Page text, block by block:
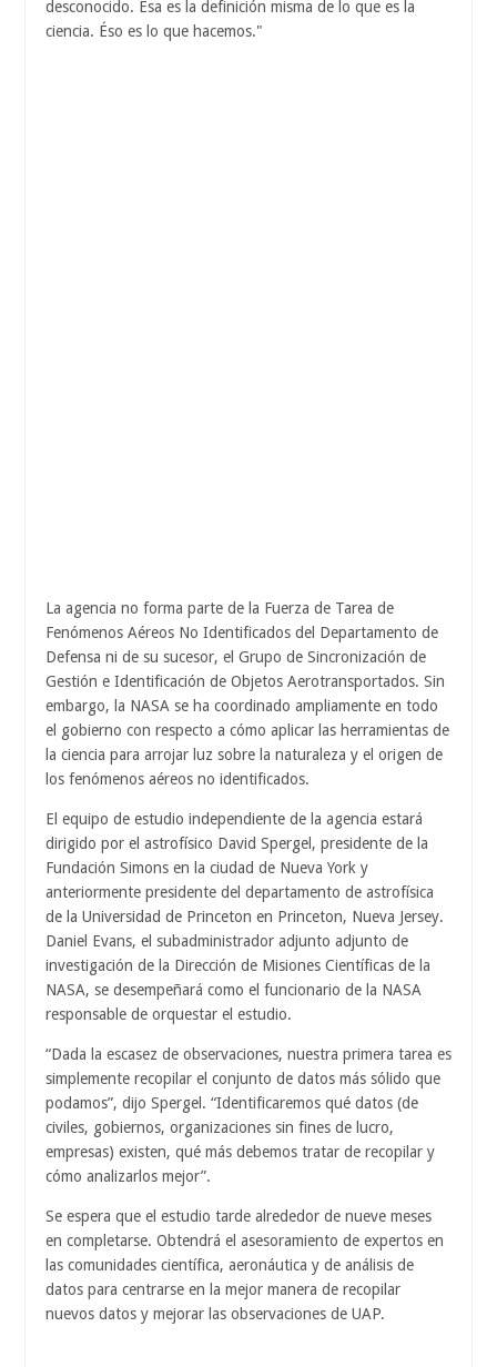
desconocido. Esa es la definición misma de lo que es la
ciencia. Éso es lo que hacemos."
La agencia no forma parte de la Fuerza de Tarea de
Fenómenos Aéreos No Identificados del Departamento de
Defensa ni de su sucesor, el Grupo de Sincronización de
Gestión e Identificación de Objetos Aerotransportados. Sin
embargo, la NASA se ha coordinado ampliamente en todo
el gobierno con respecto a cómo aplicar las herramientas de
la ciencia para arrojar luz sobre la naturaleza y el origen de
los fenómenos aéreos no identificados.
El equipo de estudio independiente de la agencia estará
dirigido por el astrofísico David Spergel, presidente de la
Fundación Simons en la ciudad de Nueva York y
anteriormente presidente del departamento de astrofísica
de la Universidad de Princeton en Princeton, Nueva Jersey.
Daniel Evans, el subadministrador adjunto adjunto de
investigación de la Dirección de Misiones Científicas de la
NASA, se desempeñará como el funcionario de la NASA
responsable de orquestar el estudio.
“Dada la escasez de observaciones, nuestra primera tarea es
simplemente recopilar el conjunto de datos más sólido que
podamos”, dijo Spergel. “Identificaremos qué datos (de
civiles, gobiernos, organizaciones sin fines de lucro,
empresas) existen, qué más debemos tratar de recopilar y
cómo analizarlos mejor”.
Se espera que el estudio tarde alrededor de nueve meses
en completarse. Obtendrá el asesoramiento de expertos en
las comunidades científica, aeronáutica y de análisis de
datos para centrarse en la mejor manera de recopilar
nuevos datos y mejorar las observaciones de UAP.